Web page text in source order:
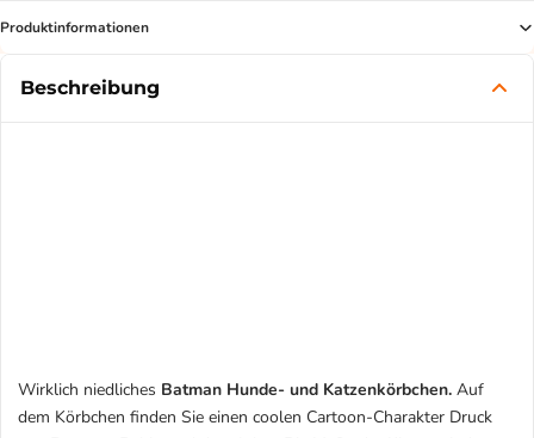
Produktinformationen
Beschreibung
Wirklich niedliches Batman Hunde- und Katzenkörbchen. Auf
dem Körbchen finden Sie einen coolen Cartoon-Charakter Druck